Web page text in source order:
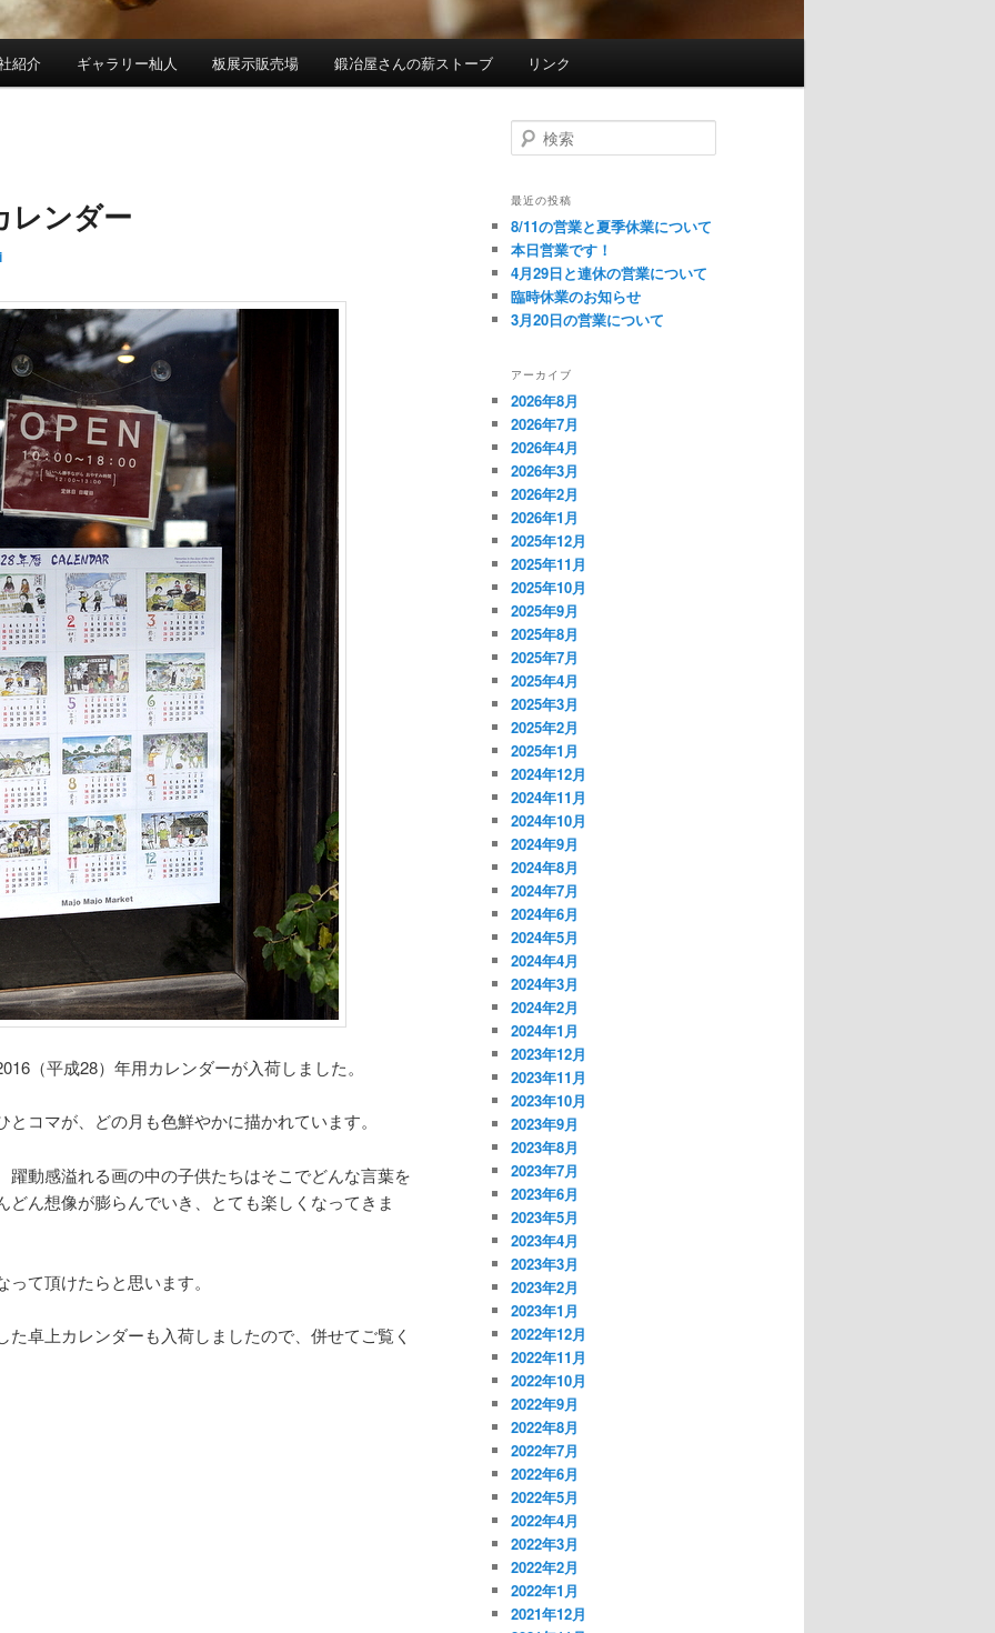
紹介 ギャラリー杣人 板展示販売場 鍛冶屋さんの薪ストーブ リンク
レンダー
（平成28）年用カレンダーが入荷しました。
コマが、どの月も色鮮やかに描かれています。
躍動感溢れる画の中の子供たちはそこでどんな言葉を
どん想像が膨らんでいき、とても楽しくなってきま
て頂けたらと思います。
卓上カレンダーも入荷しましたので、併せてご覧く
検
索
最近の投稿
8/11の営業と夏季休業について
本日営業です！
4月29日と連休の営業について
臨時休業のお知らせ
3月20日の営業について
アーカイブ
2026年8月
2026年7月
2026年4月
2026年3月
2026年2月
2026年1月
2025年12月
2025年11月
2025年10月
2025年9月
2025年8月
2025年7月
2025年4月
2025年3月
2025年2月
2025年1月
2024年12月
2024年11月
2024年10月
2024年9月
2024年8月
2024年7月
2024年6月
2024年5月
2024年4月
2024年3月
2024年2月
2024年1月
2023年12月
2023年11月
2023年10月
2023年9月
2023年8月
2023年7月
2023年6月
2023年5月
2023年4月
2023年3月
2023年2月
2023年1月
2022年12月
2022年11月
2022年10月
2022年9月
2022年8月
2022年7月
2022年6月
2022年5月
2022年4月
2022年3月
2022年2月
2022年1月
2021年12月